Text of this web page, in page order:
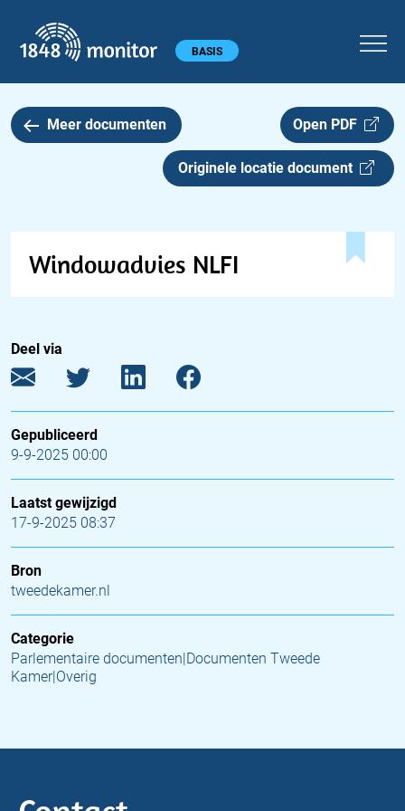
Hoofdmenu BASIS
Meer documenten Open PDF
Originele locatie document
Windowadvies NLFI
Deel via
Gepubliceerd
9-9-2025 00:00
Laatst gewijzigd
17-9-2025 08:37
Bron
tweedekamer.nl
Categorie
Parlementaire documenten|Documenten Tweede
Kamer|Overig